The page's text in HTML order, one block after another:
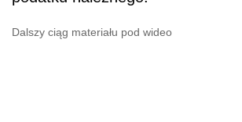
Dalszy ciąg materiału pod wideo